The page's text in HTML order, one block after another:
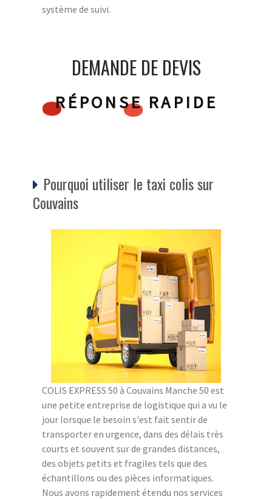
système de suivi.
DEMANDE DE DEVIS
RÉPONSE RAPIDE
Pourquoi utiliser le taxi colis sur
Couvains
COLIS EXPRESS 50 à Couvains Manche 50 est
une petite entreprise de logistique qui a vu le
jour lorsque le besoin s'est fait sentir de
transporter en urgence, dans des délais très
courts et souvent sur de grandes distances,
des objets petits et fragiles tels que des
échantillons ou des pièces informatiques.
Nous avons rapidement étendu nos services